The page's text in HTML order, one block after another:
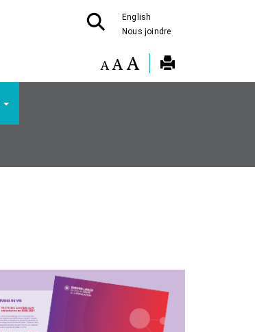
English
Nous joindre